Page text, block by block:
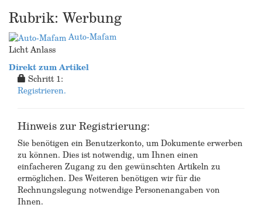
Rubrik: Werbung
Auto-Mafam
Licht Anlass
Direkt zum Artikel
Schritt 1:
Registrieren.
Hinweis zur Registrierung:
Sie benötigen ein Benutzerkonto, um Dokumente erwerben
zu können. Dies ist notwendig, um Ihnen einen
einfacheren Zugang zu den gewünschten Artikeln zu
ermöglichen. Des Weiteren benötigen wir für die
Rechnungslegung notwendige Personenangaben von
Ihnen.